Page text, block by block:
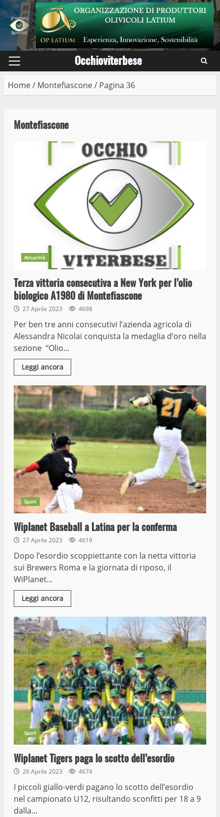
Skip
to
content
Primary
Occhioviterbese
Home/ Montefiascone/ Pagina 36
Montefiascone
Attualità
Terza vittoria consecutiva a New York per l’olio
biologico A1980 di Montefiascone
27 Aprile 2023 4698
Per ben tre anni consecutivi l’azienda agricola di
Alessandra Nicolai conquista la medaglia d’oro nella
sezione “Olio...
Leggi ancora
Sport
Wiplanet Baseball a Latina per la conferma
27 Aprile 2023 4619
Dopo l’esordio scoppiettante con la netta vittoria
sui Brewers Roma e la giornata di riposo, il
WiPlanet...
Leggi ancora
Sport
Wiplanet Tigers paga lo scotto dell’esordio
26 Aprile 2023 4674
I piccoli giallo-verdi pagano lo scotto dell’esordio
nel campionato U12, risultando sconfitti per 18 a 9
dalla...